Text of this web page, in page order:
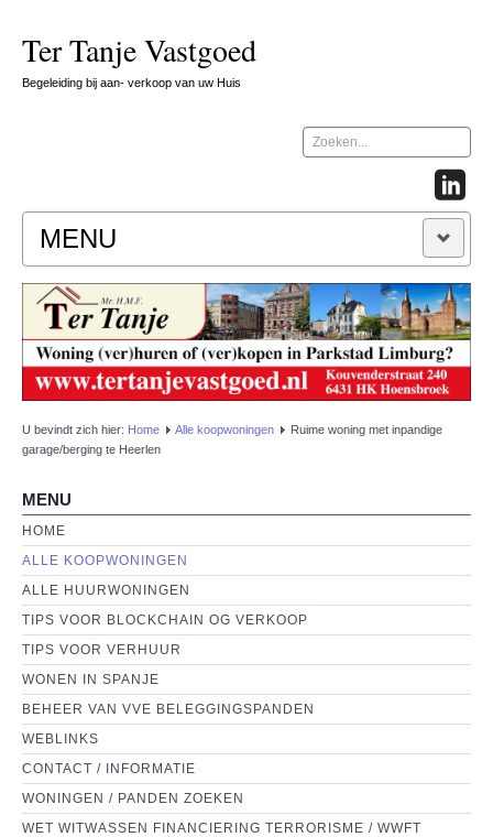
Ter Tanje Vastgoed
Begeleiding bij aan- verkoop van uw Huis
Zoeken...
MENU
INFO
HYPOTHEEK ADVIES
U bevindt zich hier: Home Alle koopwoningen
Ruime woning met inpandige
garage/berging te Heerlen
MENU
HOME
ALLE KOOPWONINGEN
ALLE HUURWONINGEN
TIPS VOOR BLOCKCHAIN OG VERKOOP
TIPS VOOR VERHUUR
WONEN IN SPANJE
BEHEER VAN VVE BELEGGINGSPANDEN
WEBLINKS
CONTACT / INFORMATIE
WONINGEN / PANDEN ZOEKEN
WET WITWASSEN FINANCIERING TERRORISME / WWFT